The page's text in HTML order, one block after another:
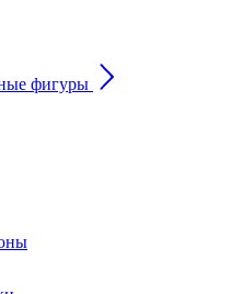
фигуры